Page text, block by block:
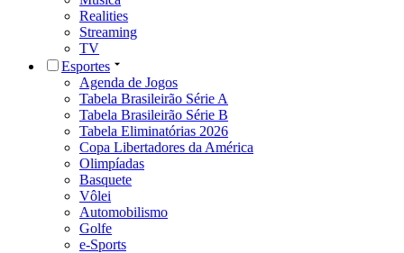
Realities
Streaming
TV
Esportes
Agenda de Jogos
Tabela Brasileirão Série A
Tabela Brasileirão Série B
Tabela Eliminatórias 2026
Copa Libertadores da América
Olimpíadas
Basquete
Vôlei
Automobilismo
Golfe
e-Sports